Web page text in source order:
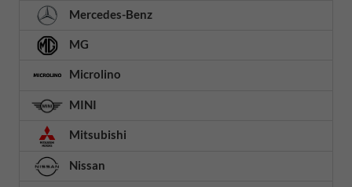
Mercedes-Benz
MG
Microlino
MINI
Mitsubishi
Nissan